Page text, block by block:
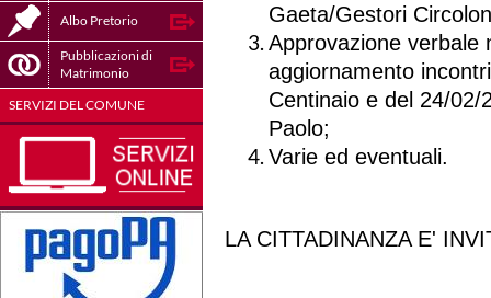
Albo Pretorio
Pubblicazioni di
Matrimonio
SERVIZI DEL COMUNE
Gaeta/Gestori
Approvazione verbale
aggiornamento
Centinaio e del 24/
Paolo;
Varie ed eventuali.
LA CITTADINANZA E'